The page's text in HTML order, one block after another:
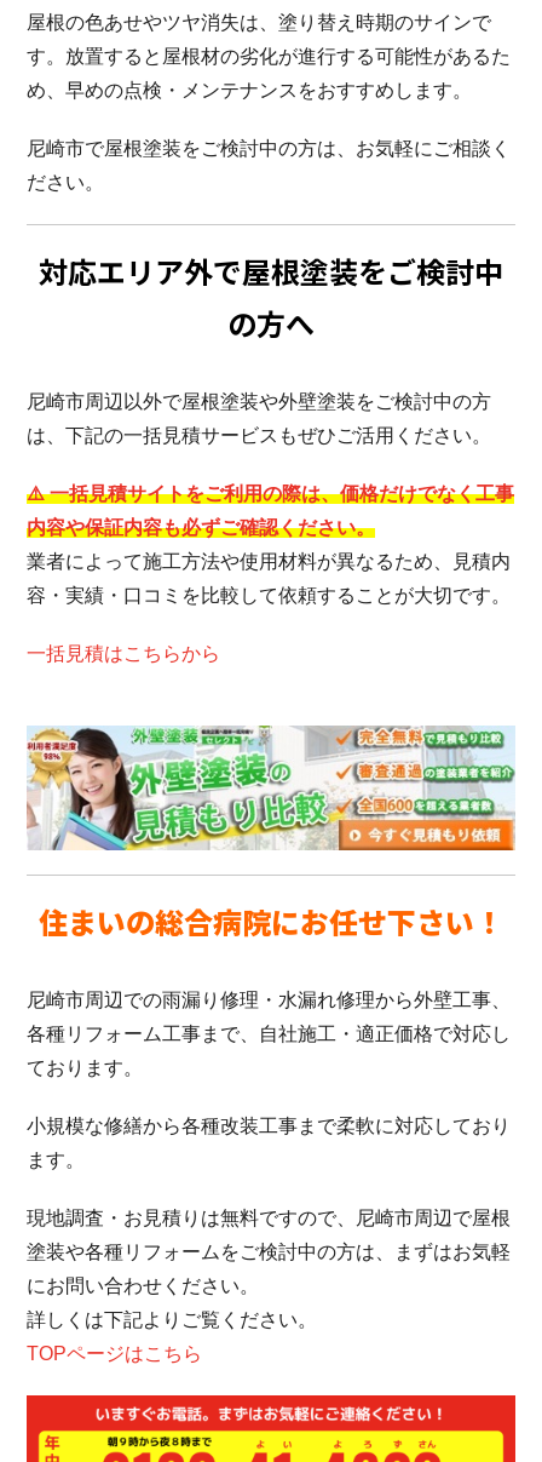
屋根の色あせやツヤ消失は、塗り替え時期のサインで
す。放置すると屋根材の劣化が進行する可能性があるた
め、早めの点検・メンテナンスをおすすめします。
尼崎市で屋根塗装をご検討中の方は、お気軽にご相談く
ださい。
対応エリア外で屋根塗装をご検討中
の方へ
尼崎市周辺以外で屋根塗装や外壁塗装をご検討中の方
は、下記の一括見積サービスもぜひご活用ください。
⚠️ 一括見積サイトをご利用の際は、価格だけでなく工事
内容や保証内容も必ずご確認ください。
業者によって施工方法や使用材料が異なるため、見積内
容・実績・口コミを比較して依頼することが大切です。
一括見積はこちらから
住まいの総合病院にお任せ下さい！
尼崎市周辺での雨漏り修理・水漏れ修理から外壁工事、
各種リフォーム工事まで、自社施工・適正価格で対応し
ております。
小規模な修繕から各種改装工事まで柔軟に対応しており
ます。
現地調査・お見積りは無料ですので、尼崎市周辺で屋根
塗装や各種リフォームをご検討中の方は、まずはお気軽
にお問い合わせください。
詳しくは下記よりご覧ください。
TOPページはこちら